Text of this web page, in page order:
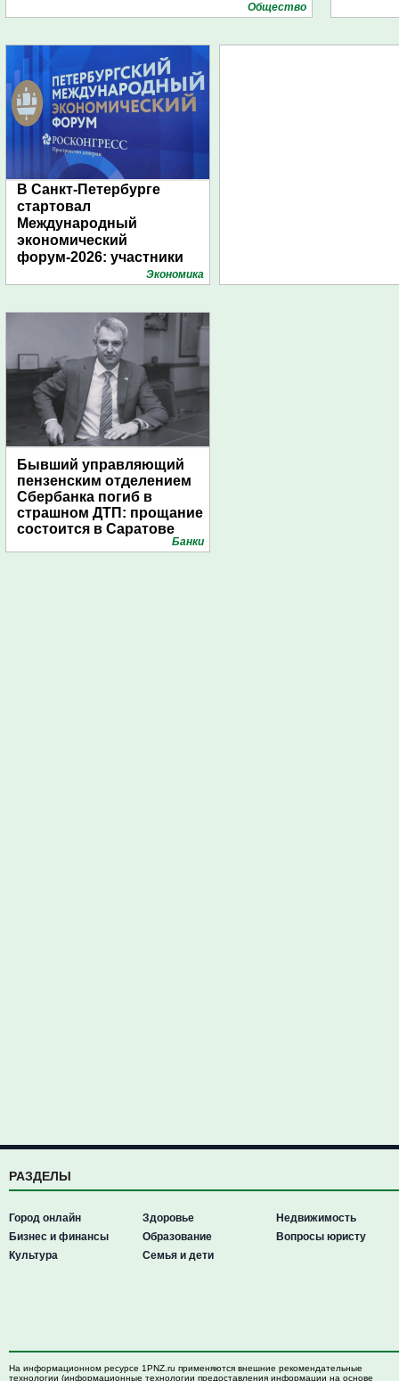
Общество
В Санкт-Петербурге
стартовал
Международный
экономический
форум-2026: участники
подготовили креативные
Экономика
Бывший управляющий
пензенским отделением
Сбербанка погиб в
страшном ДТП: прощание
состоится в Саратове
Банки
РАЗДЕЛЫ
Город онлайн
Бизнес и финансы
Культура
Здоровье
Образование
Семья и дети
Недвижимость
Вопросы юристу
На информационном ресурсе 1PNZ.ru применяются внешние рекомендательные
технологии (информационные технологии предоставления информации на основе